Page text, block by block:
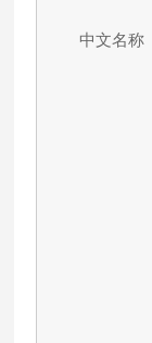
中文名称